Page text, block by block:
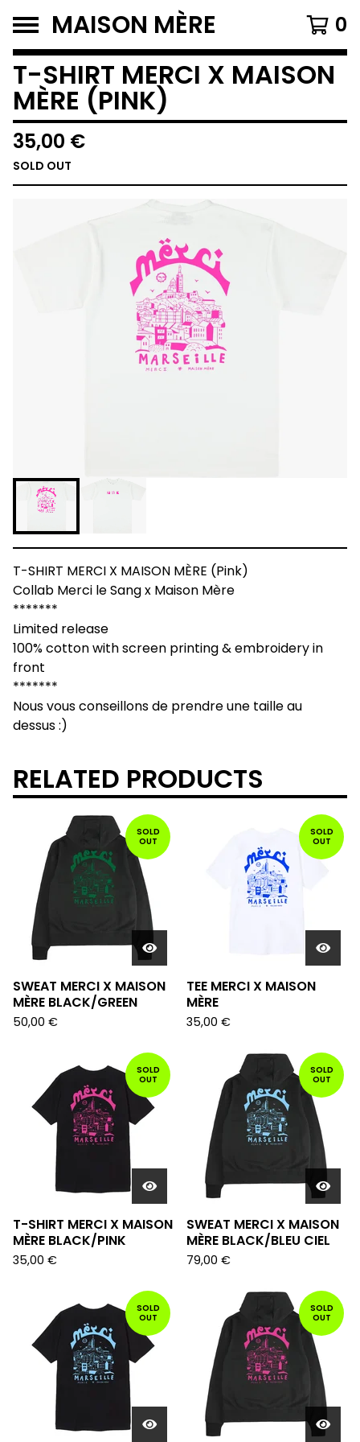
MAISON MÈRE 0
T-SHIRT MERCI X MAISON
MÈRE (PINK)
35,00 €
SOLD OUT
T-SHIRT MERCI X MAISON MÈRE (Pink)
Collab Merci le Sang x Maison Mère
*******
Limited release
100% cotton with screen printing & embroidery in
front
*******
Nous vous conseillons de prendre une taille au
dessus :)
RELATED PRODUCTS
SOLD
OUT
SWEAT MERCI X MAISON
MÈRE BLACK/GREEN
50,00 €
SOLD
OUT
TEE MERCI X MAISON
MÈRE
35,00 €
SOLD
OUT
T-SHIRT MERCI X MAISON
MÈRE BLACK/PINK
35,00 €
SOLD
OUT
SWEAT MERCI X MAISON
MÈRE BLACK/BLEU CIEL
79,00 €
SOLD
OUT
SOLD
OUT